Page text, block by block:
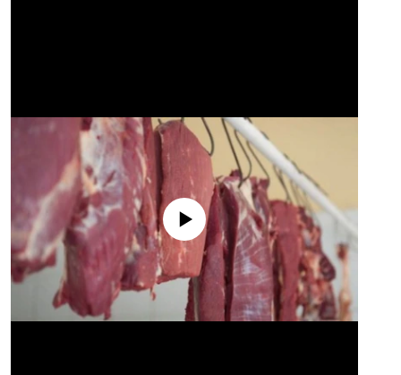
No media source currently available